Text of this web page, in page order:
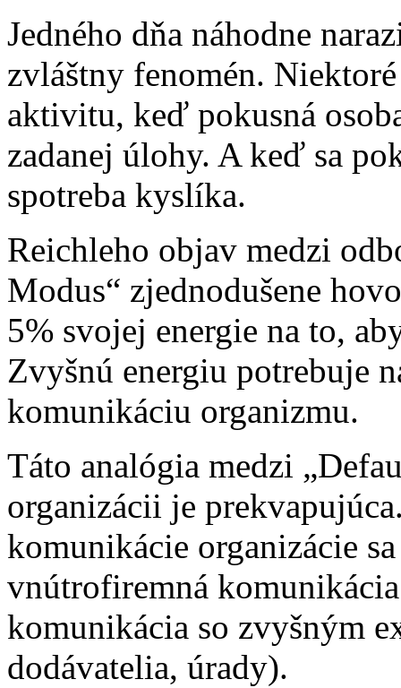
Jedného dňa náhodne
zvláštny fenomén.
aktivitu, keď pokusná
zadanej úlohy. A keď sa
spotreba kyslíka.
Reichleho objav medzi
Modus“ zjednodušene
5% svojej energie na to,
Zvyšnú energiu potrebuje
komunikáciu organizmu.
Táto analógia medzi
organizácii je
komunikácie organizácie
vnútrofiremná
komunikácia so zvyšným
dodávatelia, úrady).